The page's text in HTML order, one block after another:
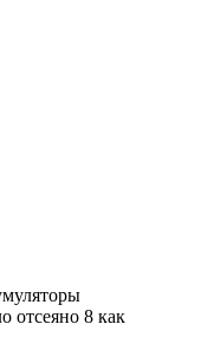
отсеяно 8 как